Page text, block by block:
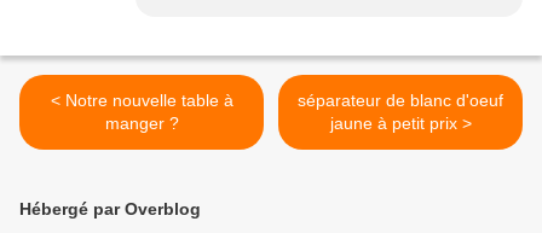
< Notre nouvelle table à
manger ?
séparateur de blanc d'oeuf
jaune à petit prix >
Hébergé par Overblog